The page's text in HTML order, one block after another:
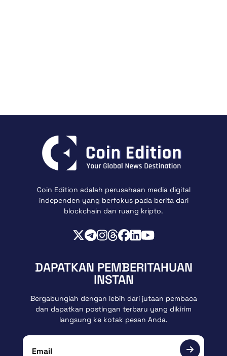
Coin Edition adalah perusahaan media digital
independen yang berfokus pada berita dari
blockchain dan ruang kripto.
DAPATKAN PEMBERITAHUAN
INSTAN
Bergabunglah dengan lebih dari jutaan pembaca
dan dapatkan postingan terbaru yang dikirim
langsung ke kotak pesan Anda.